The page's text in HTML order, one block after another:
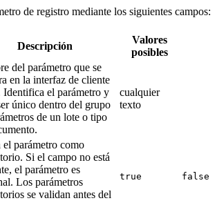
de registro mediante los siguientes campos:
Descripción
Valores
posibles
del parámetro que se
en la interfaz de cliente
el parámetro y
único dentro del grupo
de un lote o tipo
cualquier
texto
el parámetro como
Si el campo no está
el parámetro es
Los parámetros
se validan antes del
true false